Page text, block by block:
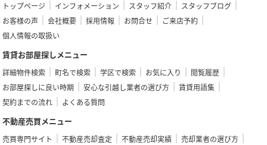
トップページ インフォメーション スタッフ紹介
スタッフブログ
お客様の声
会社概要 採用情報 お問合せ
ご来店予約
個人情報の取扱い
賃貸お部屋探しメニュー
詳細物件検索 町名で検索 学区で検索 お気に入り
閲覧履歴
お部屋探しに良い時期
安心な引越し業者の選び方
賃貸用語集
契約までの流れ
よくある質問
不動産売買メニュー
売買専門サイト 不動産売却査定 不動産売却実績 売却業者の選び方